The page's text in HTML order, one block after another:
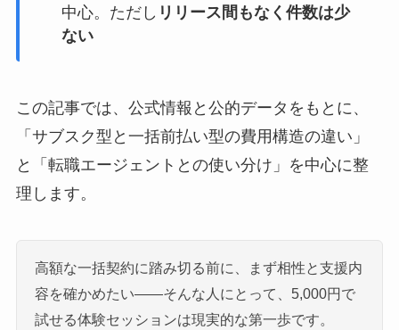
中心。ただし リリース間もなく件数は少
ない
この記事では、公式情報と公的データをもとに、
「サブスク型と一括前払い型の費用構造の違い」
と「転職エージェントとの使い分け」を中心に整
理します。
高額な一括契約に踏み切る前に、まず相性と支援内
容を確かめたい——そんな人にとって、5,000円で
試せる体験セッションは現実的な第一歩です。